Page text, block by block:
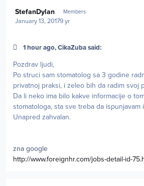
StefanDylan Members
January 13, 20179 yr
1 hour ago, CikaZuba said:
Pozdrav ljudi,
Po struci sam stomatolog sa 3 godine
privatnoj praksi, i zeleo bih da radim svoj
Da li neko ima bilo kakve informacije o
stomatologa, sta sve treba da ispunjavam
Unapred zahvalan.
zna google
http://www.foreignhr.com/jobs-detail-id-